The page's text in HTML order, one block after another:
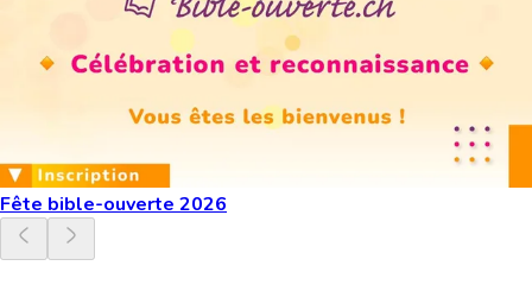
Fête bible-ouverte 2026